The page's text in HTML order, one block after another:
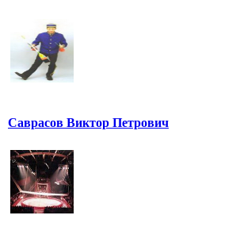
Саврасов Виктор Петрович